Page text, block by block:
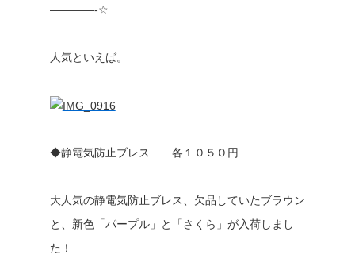
————-☆
人気といえば。
◆静電気防止ブレス 各１０５０円
大人気の静電気防止ブレス、欠品していたブラウン
と、新色「パープル」と「さくら」が入荷しまし
た！